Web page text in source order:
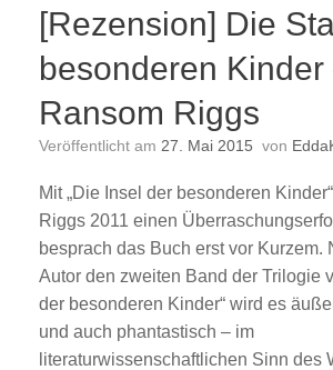
[Rezension] Die
besonderen Kinder
Ransom Riggs
Veröffentlicht am 27. Mai 2015 von
Mit „Die Insel der besonderen
Riggs 2011 einen
besprach das Buch erst vor Kurzem.
Autor den zweiten Band der Trilogie
der besonderen Kinder“ wird es
und auch phantastisch – im
literaturwissenschaftlichen Sinn des